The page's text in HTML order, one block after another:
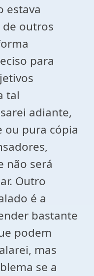
estava
outros
para
tal
adiante,
ou pura cópia
não será
Outro
é a
bastante
podem
mas
se a